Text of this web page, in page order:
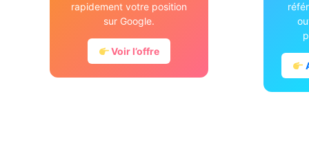
rapidement votre position
sur Google.
Voir l’offre